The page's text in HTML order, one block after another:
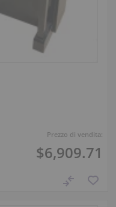
Prezzo di vendita:
$6,909.71